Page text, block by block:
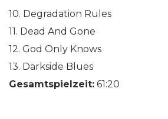
10. Degradation Rules
11. Dead And Gone
12. God Only Knows
13. Darkside Blues
Gesamtspielzeit: 61:20